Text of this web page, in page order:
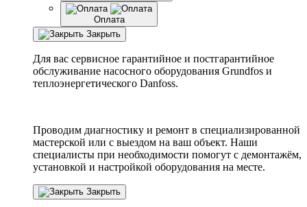
Оплата
Закрыть
Для вас сервисное гарантийное и постгарантийное
обслуживание насосного оборудования Grundfos и
теплоэнергетического Danfoss.
Проводим диагностику и ремонт в специализированной
мастерской или с выездом на ваш объект. Наши
специалисты при необходимости помогут с демонтажём,
установкой и настройкой оборудования на месте.
Закрыть